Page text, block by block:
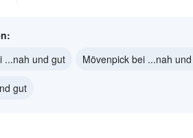
...nah und gut
Mövenpick bei ...nah
gut